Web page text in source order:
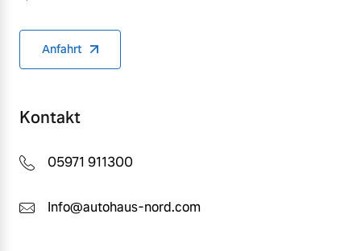
Anfahrt
Kontakt
05971 911300
Info@autohaus-nord.com